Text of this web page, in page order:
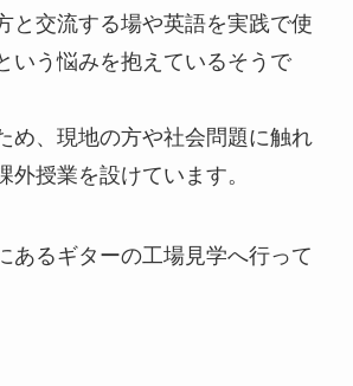
と交流する場や英語を実践で使
いう悩みを抱えているそうで
め、現地の方や社会問題に触れ
外授業を設けています。
あるギターの工場見学へ行って